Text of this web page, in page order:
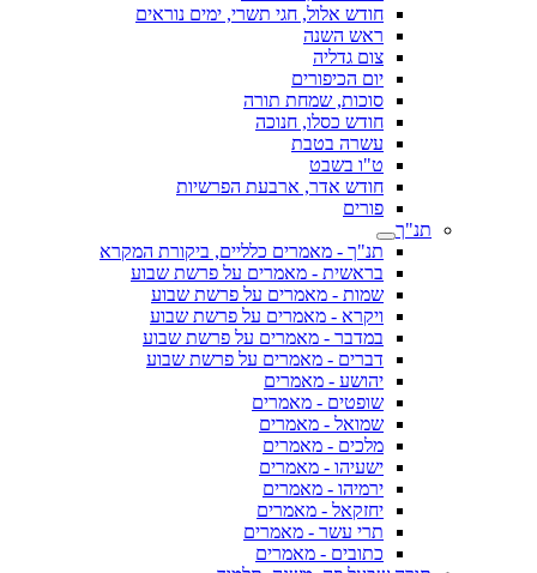
חודש אלול, חגי תשרי, ימים נוראים
ראש השנה
צום גדליה
יום הכיפורים
סוכות, שמחת תורה
חודש כסלו, חנוכה
עשרה בטבת
ט"ו בשבט
חודש אדר, ארבעת הפרשיות
פורים
תנ"ך
תנ"ך - מאמרים כלליים, ביקורת המקרא
בראשית - מאמרים על פרשת שבוע
שמות - מאמרים על פרשת שבוע
ויקרא - מאמרים על פרשת שבוע
במדבר - מאמרים על פרשת שבוע
דברים - מאמרים על פרשת שבוע
יהושע - מאמרים
שופטים - מאמרים
שמואל - מאמרים
מלכים - מאמרים
ישעיהו - מאמרים
ירמיהו - מאמרים
יחזקאל - מאמרים
תרי עשר - מאמרים
כתובים - מאמרים